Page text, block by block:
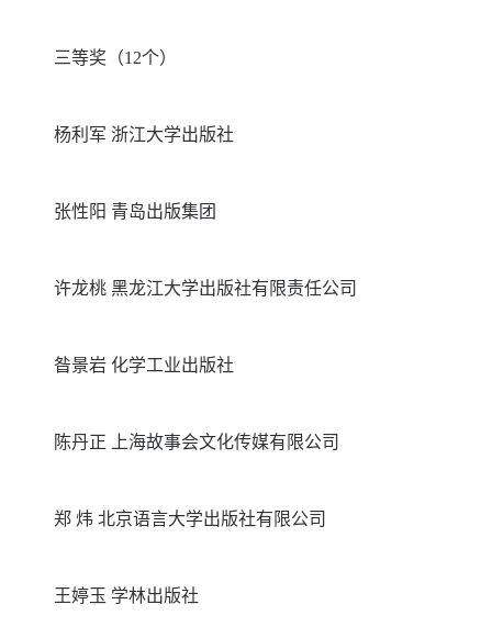
三等奖（12个）
杨利军 浙江大学出版社
张性阳 青岛出版集团
许龙桃 黑龙江大学出版社有限责任公司
昝景岩 化学工业出版社
陈丹正 上海故事会文化传媒有限公司
郑 炜 北京语言大学出版社有限公司
王婷玉 学林出版社